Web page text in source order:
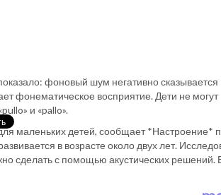
фоновый шум негативно сказывается
фонематическое восприятие. Дети не могут
и «pallo».
маленьких детей, сообщает *Настроение*
в возрасте около двух лет.
сделать с помощью акустических